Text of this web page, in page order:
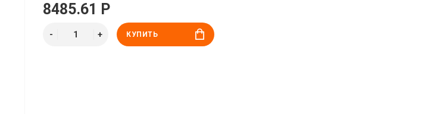
8485.61 Р
КУПИТЬ